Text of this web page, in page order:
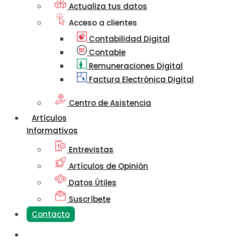
Actualiza tus datos
Acceso a clientes
Contabilidad Digital
Contable
Remuneraciones Digital
Factura Electrónica Digital
Centro de Asistencia
Artículos
Informativos
Entrevistas
Artículos de Opinión
Datos Útiles
Suscríbete
Contacto